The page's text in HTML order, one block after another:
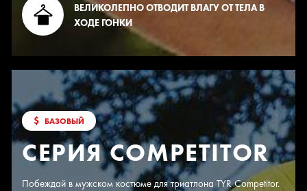
ВЕЛИКОЛЕПНО ОТВОДИТ ВЛАГУ ОТ ТЕЛА В
ХОДЕ ГОНКИ
$ БАЗОВЫЙ
СЕРИЯ COMPETITOR
Побеждай в мужском костюме для триатлона TYR Competitor.